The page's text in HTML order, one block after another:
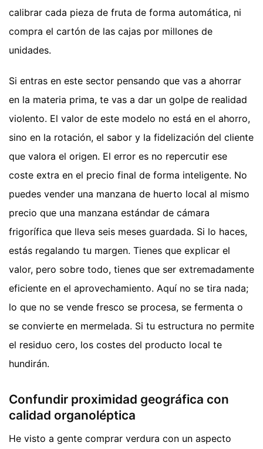
calibrar cada pieza de fruta de forma automática, ni
compra el cartón de las cajas por millones de
unidades.
Si entras en este sector pensando que vas a ahorrar
en la materia prima, te vas a dar un golpe de realidad
violento. El valor de este modelo no está en el ahorro,
sino en la rotación, el sabor y la fidelización del cliente
que valora el origen. El error es no repercutir ese
coste extra en el precio final de forma inteligente. No
puedes vender una manzana de huerto local al mismo
precio que una manzana estándar de cámara
frigorífica que lleva seis meses guardada. Si lo haces,
estás regalando tu margen. Tienes que explicar el
valor, pero sobre todo, tienes que ser extremadamente
eficiente en el aprovechamiento. Aquí no se tira nada;
lo que no se vende fresco se procesa, se fermenta o
se convierte en mermelada. Si tu estructura no permite
el residuo cero, los costes del producto local te
hundirán.
Confundir proximidad geográfica con
calidad organoléptica
He visto a gente comprar verdura con un aspecto